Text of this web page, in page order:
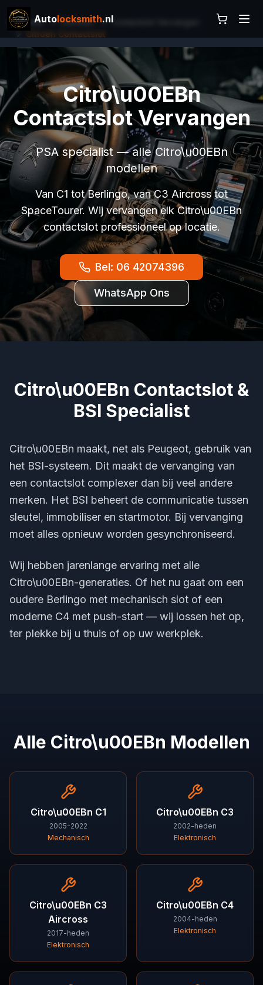
Autolocksmith.nl
Home Diensten
Contactslot Vervangen
Citroën Contactslot
Citro\u00EBn
Contactslot Vervangen
PSA specialist — alle Citro\u00EBn
modellen
Van C1 tot Berlingo, van C3 Aircross tot
SpaceTourer. Wij vervangen elk Citro\u00EBn
contactslot professioneel op locatie.
Bel: 06 42074396
WhatsApp Ons
Citro\u00EBn Contactslot &
BSI Specialist
Citro\u00EBn maakt, net als Peugeot, gebruik van
het BSI-systeem. Dit maakt de vervanging van
een contactslot complexer dan bij veel andere
merken. Het BSI beheert de communicatie tussen
sleutel, immobiliser en startmotor. Bij vervanging
moet alles opnieuw worden gesynchroniseerd.
Wij hebben jarenlange ervaring met alle
Citro\u00EBn-generaties. Of het nu gaat om een
oudere Berlingo met mechanisch slot of een
moderne C4 met push-start — wij lossen het op,
ter plekke bij u thuis of op uw werkplek.
Alle Citro\u00EBn Modellen
Citro\u00EBn C1
2005-2022
Mechanisch
Citro\u00EBn C3
2002-heden
Elektronisch
Citro\u00EBn C3
Aircross
2017-heden
Elektronisch
Citro\u00EBn C4
2004-heden
Elektronisch